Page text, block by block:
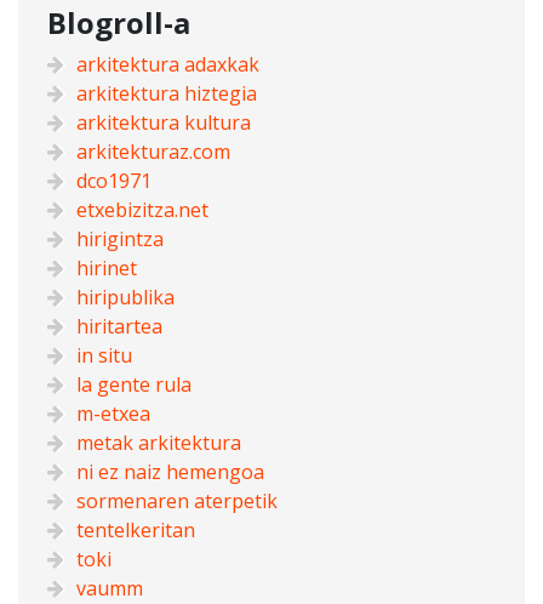
Blogroll-a
arkitektura adaxkak
arkitektura hiztegia
arkitektura kultura
arkitekturaz.com
dco1971
etxebizitza.net
hirigintza
hirinet
hiripublika
hiritartea
in situ
la gente rula
m-etxea
metak arkitektura
ni ez naiz hemengoa
sormenaren aterpetik
tentelkeritan
toki
vaumm